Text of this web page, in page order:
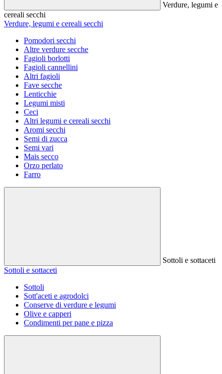
Verdure, legumi e
cereali secchi
Verdure, legumi e cereali secchi
Pomodori secchi
Altre verdure secche
Fagioli borlotti
Fagioli cannellini
Altri fagioli
Fave secche
Lenticchie
Legumi misti
Ceci
Altri legumi e cereali secchi
Aromi secchi
Semi di zucca
Semi vari
Mais secco
Orzo perlato
Farro
Sottoli e sottaceti
Sottoli e sottaceti
Sottoli
Sott'aceti e agrodolci
Conserve di verdure e legumi
Olive e capperi
Condimenti per pane e pizza